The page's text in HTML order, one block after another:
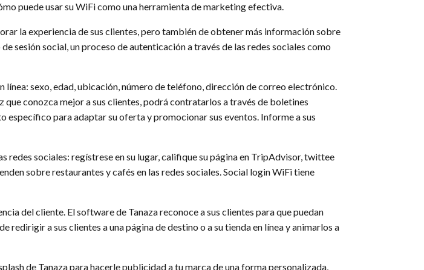
puede usar su WiFi como una herramienta de marketing efectiva.
la experiencia de sus clientes, pero también de obtener más información sobre
sesión social, un proceso de autenticación a través de las redes sociales como
línea: sexo, edad, ubicación, número de teléfono, dirección de correo electrónico.
conozca mejor a sus clientes, podrá contratarlos a través de boletines
para adaptar su oferta y promocionar sus eventos. Informe a sus
redes sociales: regístrese en su lugar, califique su página en TripAdvisor, twittee
sobre restaurantes y cafés en las redes sociales. Social login WiFi tiene
del cliente. El software de Tanaza reconoce a sus clientes para que puedan
redirigir a sus clientes a una página de destino o a su tienda en línea y animarlos a
de Tanaza para hacerle publicidad a tu marca de una forma personalizada,